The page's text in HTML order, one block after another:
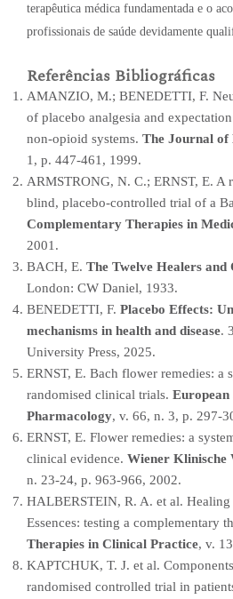
terapêutica médica fundamentada e o
profissionais de saúde devidamente
Referências Bibliográficas
AMANZIO, M.; BENEDETTI, F.
of placebo analgesia and
non-opioid systems. The Journal of
1, p. 447-461, 1999.
ARMSTRONG, N. C.; ERNST, E. A
blind, placebo-controlled trial of a
Complementary Therapies in
2001.
BACH, E. The Twelve Healers and
London: CW Daniel, 1933.
BENEDETTI, F. Placebo Effects:
mechanisms in health and disease.
University Press, 2025.
ERNST, E. Bach flower remedies: a
randomised clinical trials.
Pharmacology, v. 66, n. 3, p. 297-
ERNST, E. Flower remedies: a
clinical evidence. Wiener Klinische
n. 23-24, p. 963-966, 2002.
HALBERSTEIN, R. A. et al.
Essences: testing a complementary
Therapies in Clinical Practice, v.
KAPTCHUK, T. J. et al.
randomised controlled trial in